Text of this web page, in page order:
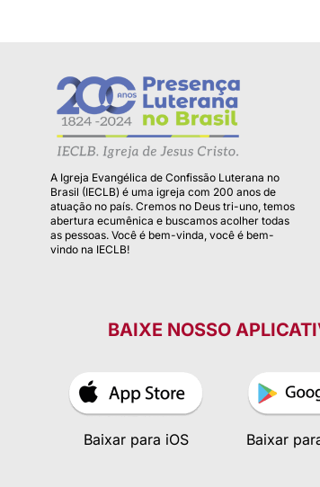
A Igreja Evangélica de Confissão Luterana no
Brasil (IECLB) é uma igreja com 200 anos de
atuação no país. Cremos no Deus tri-uno, temos
abertura ecumênica e buscamos acolher todas
as pessoas. Você é bem-vinda, você é bem-
vindo na IECLB!
BAIXE NOSSO
Baixar para iOS Baixar